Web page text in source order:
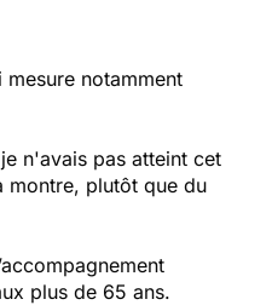
notamment
n'avais pas atteint cet
montre, plutôt que du
plus de 65 ans.